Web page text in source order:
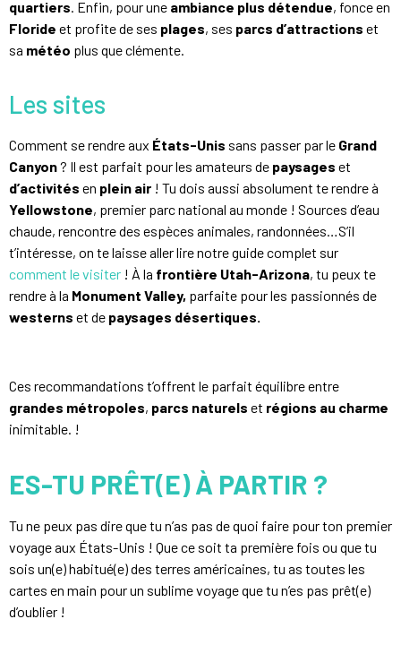
quartiers . Enfin, pour une ambiance plus détendue, fonce en
Floride et profite de ses plages, ses parcs d’attractions et
sa météo plus que clémente.
Les sites
Comment se rendre aux États-Unis sans passer par le Grand
Canyon? Il est parfait pour les amateurs de paysages et
d’activités en plein air ! Tu dois aussi absolument te rendre à
Yellowstone, premier parc national au monde ! Sources d’eau
chaude, rencontre des espèces animales, randonnées…S’il
t’intéresse, on te laisse aller lire notre guide complet sur
comment le visiter ! À la frontière Utah-Arizona, tu peux te
rendre à la Monument Valley, parfaite pour les passionnés de
westerns et de paysages désertiques.
Ces recommandations t’offrent le parfait équilibre entre
grandes métropoles, parcs naturels et régions au charme
inimitable. !
ES-TU PRÊT(E) À PARTIR ?
Tu ne peux pas dire que tu n’as pas de quoi faire pour ton premier
voyage aux États-Unis ! Que ce soit ta première fois ou que tu
sois un(e) habitué(e) des terres américaines, tu as toutes les
cartes en main pour un sublime voyage que tu n’es pas prêt(e)
d’oublier !